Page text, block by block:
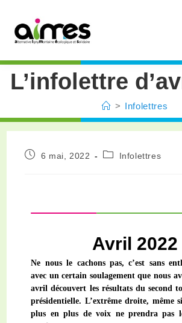
L’infolettre
> Infolettres
6 mai, 2022 Infolettres
Avril 2022
Ne nous le cachons pas, c’est sans
avec un certain soulagement que nous
avril découvert les résultats du second
présidentielle. L’extrême droite, même
plus en plus de voix ne prendra pas